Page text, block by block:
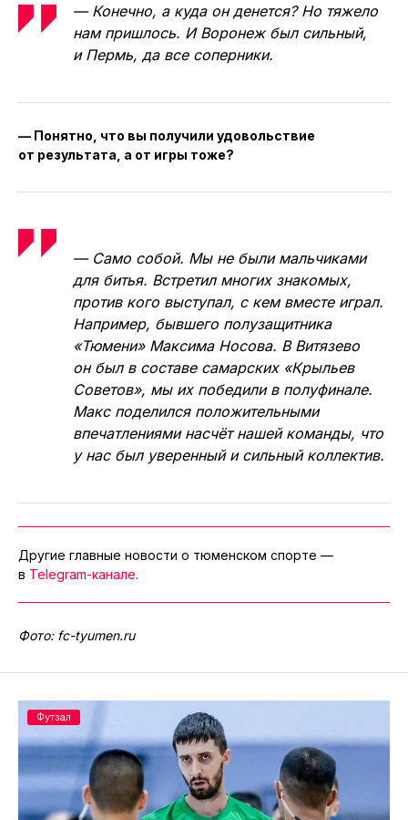
— Конечно, а куда он денется? Но тяжело
нам пришлось. И Воронеж был сильный,
и Пермь, да все соперники.
— Понятно, что вы получили удовольствие
от результата, а от игры тоже?
— Само собой. Мы не были мальчиками
для битья. Встретил многих знакомых,
против кого выступал, с кем вместе играл.
Например, бывшего полузащитника
«Тюмени» Максима Носова. В Витязево
он был в составе самарских «Крыльев
Советов», мы их победили в полуфинале.
Макс поделился положительными
впечатлениями насчёт нашей команды, что
у нас был уверенный и сильный коллектив.
Другие главные новости о тюменском спорте —
в Telegram-канале.
Фото: fc-tyumen.ru
Футзал